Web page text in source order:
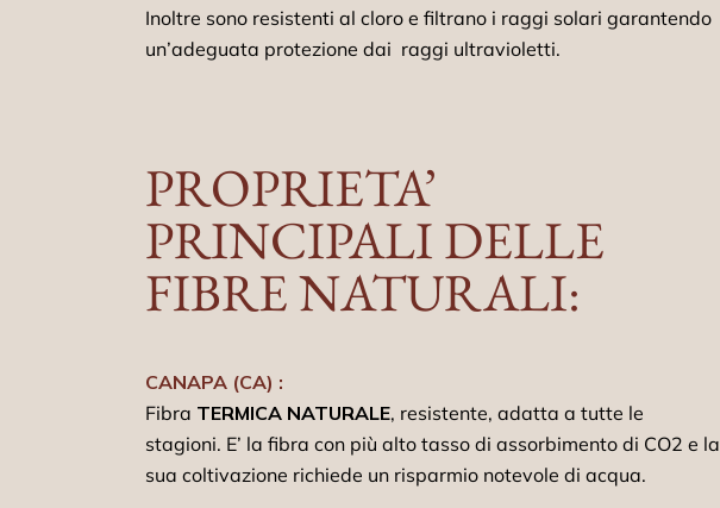
Inoltre sono resistenti al cloro e filtrano i raggi solari garantendo
un’adeguata protezione dai raggi ultravioletti.
PROPRIETA’
PRINCIPALI DELLE
FIBRE NATURALI:
CANAPA (CA) :
Fibra TERMICA NATURALE, resistente, adatta a tutte le
stagioni. E’ la fibra con più alto tasso di assorbimento di CO2 e la
sua coltivazione richiede un risparmio notevole di acqua.